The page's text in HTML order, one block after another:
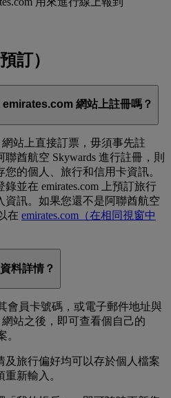
訂）
網站上註冊嗎？
網站上直接訂票，毋須事先註
酋航空 Skywards 進行註冊，則
的個人、旅行和信用卡資訊。
並在 emirates.com 上預訂旅行
資訊。如果您還不是阿聯酋航空
在 emirates.com （在相同視窗中
料詳情？
會員卡號碼，或電子郵件地址與
網站之後，即可查看個自己的
。
及旅行偏好均可以存於個人檔案
新輸入。